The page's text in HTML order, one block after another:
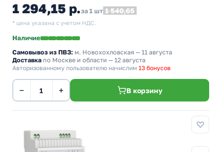
1 294,15 р.за 1 шт 1 540,65
* цена указана с учетом НДС.
Наличие
Самовывоз из ПВЗ: м. Новохохловская — 11 августа
Доставка по Москве и области — 12 августа
Авторизованному пользователю начислим 13 бонусов
− + В корзину